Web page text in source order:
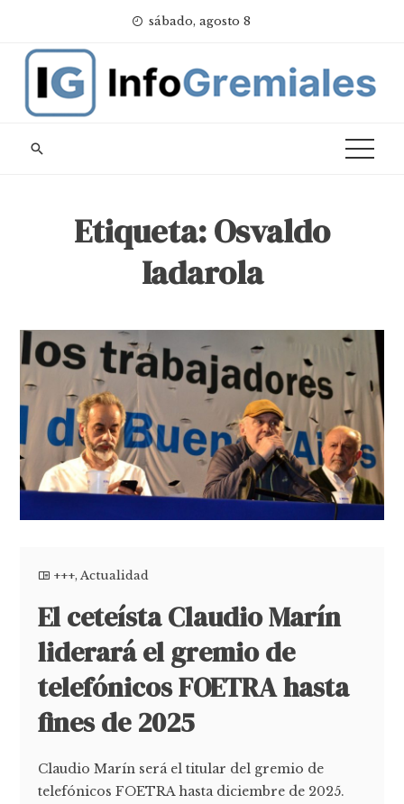
content
sábado, agosto 8
Etiqueta:Osvaldo
Iadarola
+++,Actualidad
El ceteísta Claudio Marín
liderará el gremio de
telefónicos FOETRA hasta
fines de 2025
Claudio Marín será el titular del gremio de
telefónicos FOETRA hasta diciembre de 2025.